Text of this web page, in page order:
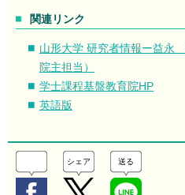
関連リンク
山形大学 研究者情報ー益
院主担当）
学士課程基盤教育院HP
英語版
シェア 送る